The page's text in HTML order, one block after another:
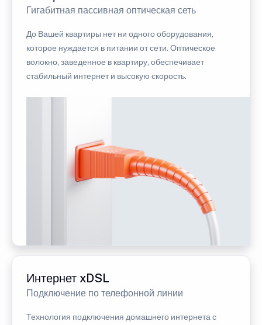
Гигабитная пассивная оптическая сеть
До Вашей квартиры нет ни одного оборудования,
которое нуждается в питании от сети. Оптическое
волокно, заведенное в квартиру, обеспечивает
стабильный интернет и высокую скорость.
Интернет xDSL
Подключение по телефонной линии
Технология подключения домашнего интернета с